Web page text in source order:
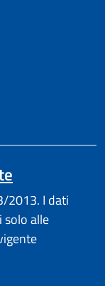
2013. I dati
solo alle